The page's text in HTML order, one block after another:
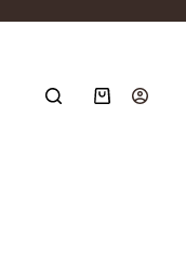
Carro